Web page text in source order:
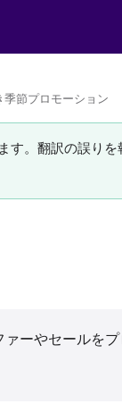
季節プロモーション
す。翻訳の誤りを
ーやセールをプ